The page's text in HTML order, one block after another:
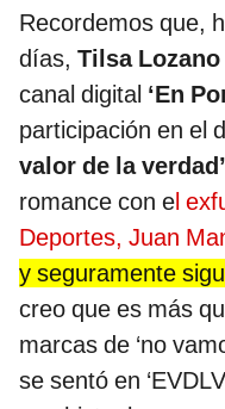
Recordemos que,
días, Tilsa Lozano
canal digital ‘En
participación en el
valor de la
romance con el
Deportes, Juan
y seguramente
creo que es más
marcas de ‘no
se sentó en